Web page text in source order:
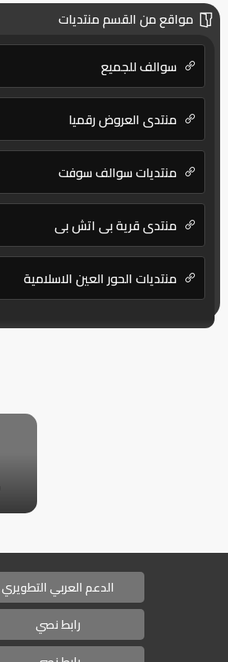
مواقع من القسم منتديات
سوالف للجميع
منتدى العروض رقميا
منتديات سوالف سوفت
منتدى قرية بي اتش بي
منتديات الحور العين الاسلامية
الدعم العربي التطويري
رابط نصي